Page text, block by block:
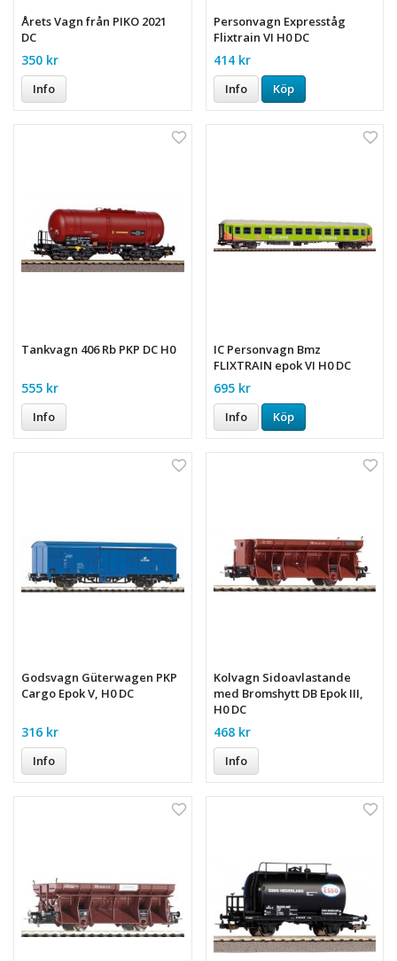
Årets Vagn från PIKO 2021
DC
350 kr
Info
Personvagn Expresståg
Flixtrain VI H0 DC
414 kr
Info Köp
Tankvagn 406 Rb PKP DC H0
555 kr
Info
IC Personvagn Bmz
FLIXTRAIN epok VI H0 DC
695 kr
Info Köp
Godsvagn Güterwagen PKP
Cargo Epok V, H0 DC
316 kr
Info
Kolvagn Sidoavlastande
med Bromshytt DB Epok III,
H0 DC
468 kr
Info